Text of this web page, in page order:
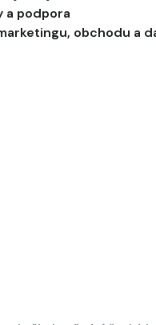
a podpora
obchodu a